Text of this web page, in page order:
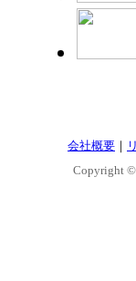
会社概要 ｜
Copyright